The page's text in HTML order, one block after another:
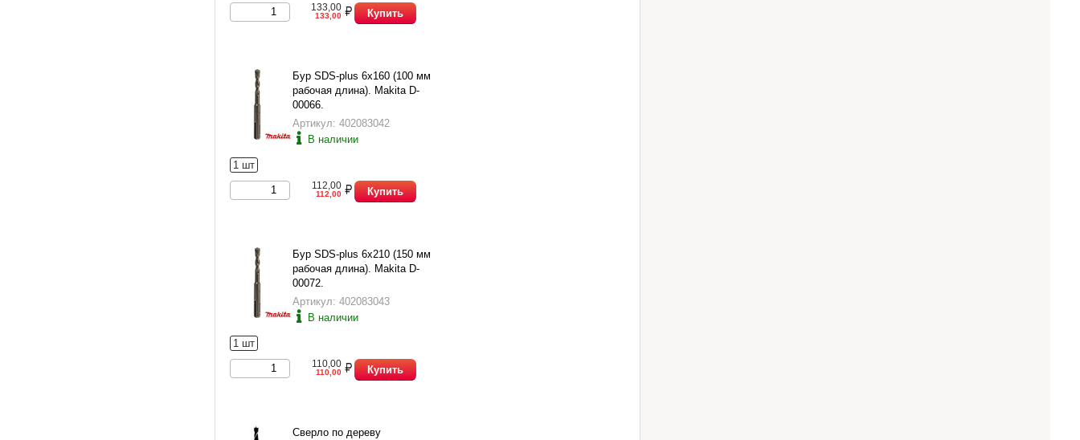
133,00
133,00 Купить
Бур SDS-plus 6х160 (100 мм
рабочая длина). Makita D-
00066.
Артикул: 402083042
В наличии
1 шт
112,00
112,00 Купить
Бур SDS-plus 6х210 (150 мм
рабочая длина). Makita D-
00072.
Артикул: 402083043
В наличии
1 шт
110,00
110,00 Купить
Сверло по дереву